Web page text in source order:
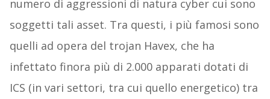
numero di aggressioni di natura cyber cui sono
soggetti tali asset. Tra questi, i più famosi sono
quelli ad opera del trojan Havex, che ha
infettato finora più di 2.000 apparati dotati di
ICS (in vari settori, tra cui quello energetico) tra